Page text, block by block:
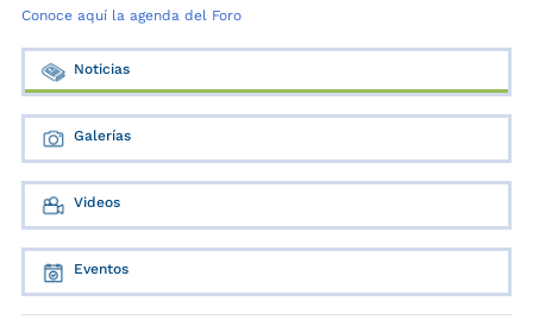
Conoce aquí la agenda del Foro
Noticias
Galerías
Videos
Eventos